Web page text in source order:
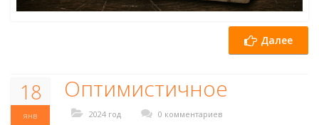
Далее
18
янв
Оптимистичное
2024 год 0 комментариев